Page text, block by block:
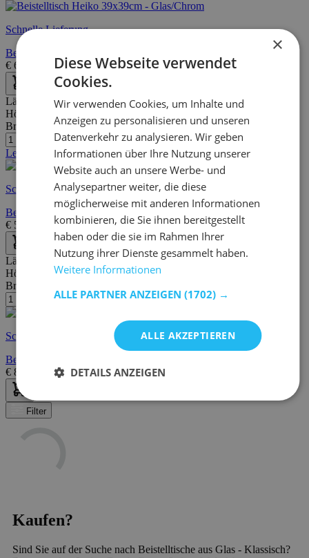
Schnelle Lieferung
Beistelltisch Heiko 39x39cm - Glas/Chrom
€ 66,95 103,00
Länge:
Höhe:
Breite/Tiefe:
Letzte Stücke
Schnelle Lieferung
Beistelltisch Heiko - Glas/Chrom
€ 59,95 98,00
Länge:
39 cm
Höhe:
55 cm
Breite/Tiefe:
Schnelle Lieferung
Beistelltisch | 39 x 39 x 55 cm | Goldausführung
€ 86,95 139,00
Filter
Kaufen?
Sind Sie auf der Suche nach Beistelltische aus Glas - Klassisch?
×
Diese Webseite verwendet
Cookies.
Wir verwenden Cookies, um Inhalte und
Anzeigen zu personalisieren und unseren
Datenverkehr zu analysieren. Wir geben
Informationen über Ihre Nutzung unserer
Website auch an unsere Werbe- und
Analysepartner weiter, die diese
möglicherweise mit anderen Informationen
kombinieren, die Sie ihnen bereitgestellt
haben oder die sie im Rahmen Ihrer
Nutzung ihrer Dienste gesammelt haben.
Weitere Informationen
ALLE PARTNER ANZEIGEN (1702) →
ALLE AKZEPTIEREN
DETAILS ANZEIGEN